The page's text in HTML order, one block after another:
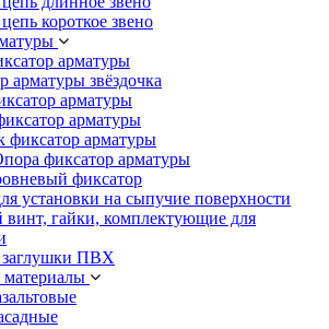
короткое звено
арматуры
арматуры звёздочка
арматуры
арматуры
фиксатор арматуры
фиксатор арматуры
фиксатор
установки на сыпучие поверхности
гайки, комплектующие для
ПВХ